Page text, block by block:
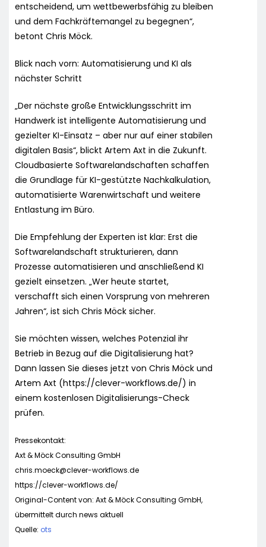
entscheidend, um wettbewerbsfähig zu bleiben
und dem Fachkräftemangel zu begegnen“,
betont Chris Möck.
Blick nach vorn: Automatisierung und KI als
nächster Schritt
„Der nächste große Entwicklungsschritt im
Handwerk ist intelligente Automatisierung und
gezielter KI-Einsatz – aber nur auf einer stabilen
digitalen Basis“, blickt Artem Axt in die Zukunft.
Cloudbasierte Softwarelandschaften schaffen
die Grundlage für KI-gestützte Nachkalkulation,
automatisierte Warenwirtschaft und weitere
Entlastung im Büro.
Die Empfehlung der Experten ist klar: Erst die
Softwarelandschaft strukturieren, dann
Prozesse automatisieren und anschließend KI
gezielt einsetzen. „Wer heute startet,
verschafft sich einen Vorsprung von mehreren
Jahren“, ist sich Chris Möck sicher.
Sie möchten wissen, welches Potenzial ihr
Betrieb in Bezug auf die Digitalisierung hat?
Dann lassen Sie dieses jetzt von Chris Möck und
Artem Axt (https://clever-workflows.de/) in
einem kostenlosen Digitalisierungs-Check
prüfen.
Pressekontakt:
Axt & Möck Consulting GmbH
chris.moeck@clever-workflows.de
https://clever-workflows.de/
Original-Content von: Axt & Möck Consulting GmbH,
übermittelt durch news aktuell
Quelle: ots